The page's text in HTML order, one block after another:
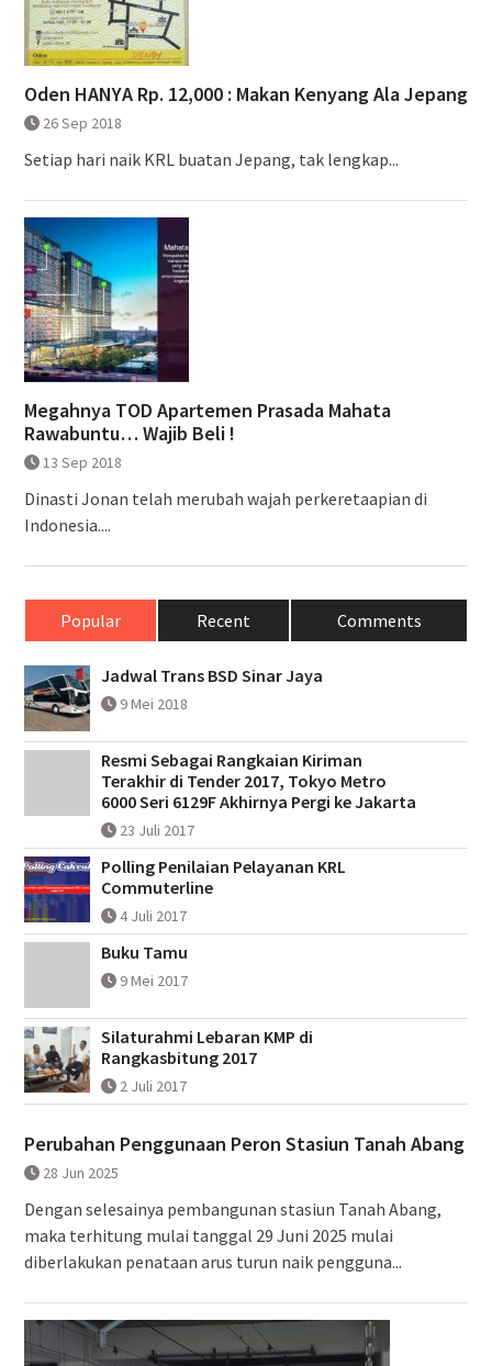
Oden HANYA Rp. 12,000 : Makan Kenyang Ala Jepang
26 Sep 2018
Setiap hari naik KRL buatan Jepang, tak lengkap...
Megahnya TOD Apartemen Prasada Mahata
Rawabuntu… Wajib Beli !
13 Sep 2018
Dinasti Jonan telah merubah wajah perkeretaapian di
Indonesia....
Popular Recent Comments
Jadwal Trans BSD Sinar Jaya
9 Mei 2018
Resmi Sebagai Rangkaian Kiriman
Terakhir di Tender 2017, Tokyo Metro
6000 Seri 6129F Akhirnya Pergi ke Jakarta
23 Juli 2017
Polling Penilaian Pelayanan KRL
Commuterline
4 Juli 2017
Buku Tamu
9 Mei 2017
Silaturahmi Lebaran KMP di
Rangkasbitung 2017
2 Juli 2017
Perubahan Penggunaan Peron Stasiun Tanah Abang
28 Jun 2025
Dengan selesainya pembangunan stasiun Tanah Abang,
maka terhitung mulai tanggal 29 Juni 2025 mulai
diberlakukan penataan arus turun naik pengguna...